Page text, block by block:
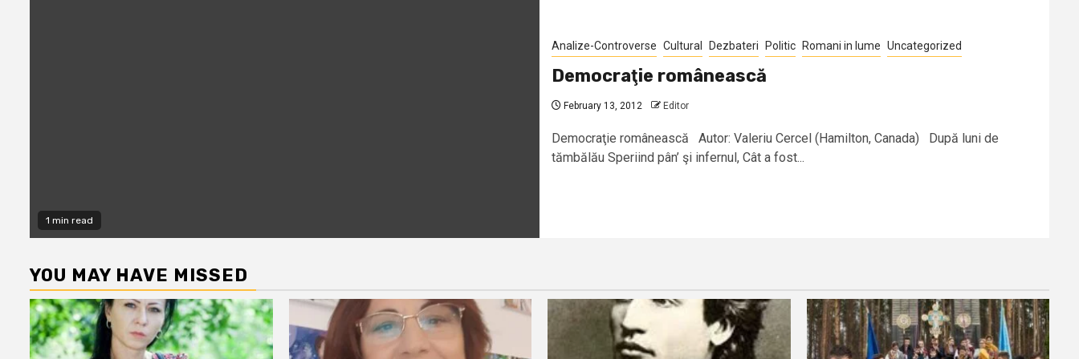
1 min read
Analize-Controverse Cultural Dezbateri Politic Romani in lume Uncategorized
Democraţie românească
February 13, 2012 Editor
Democraţie românească Autor: Valeriu Cercel (Hamilton, Canada) După luni de
tămbălău Speriind pân’ şi infernul, Cât a fost...
YOU MAY HAVE MISSED